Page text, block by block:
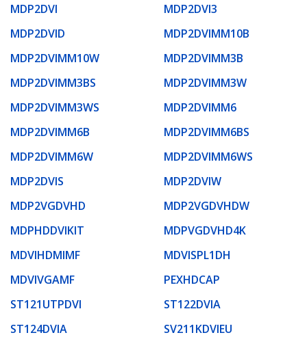
MDP2DVI
MDP2DVI3
MDP2DVID
MDP2DVIMM10B
MDP2DVIMM10W
MDP2DVIMM3B
MDP2DVIMM3BS
MDP2DVIMM3W
MDP2DVIMM3WS
MDP2DVIMM6
MDP2DVIMM6B
MDP2DVIMM6BS
MDP2DVIMM6W
MDP2DVIMM6WS
MDP2DVIS
MDP2DVIW
MDP2VGDVHD
MDP2VGDVHDW
MDPHDDVIKIT
MDPVGDVHD4K
MDVIHDMIMF
MDVISPL1DH
MDVIVGAMF
PEXHDCAP
ST121UTPDVI
ST122DVIA
ST124DVIA
SV211KDVIEU